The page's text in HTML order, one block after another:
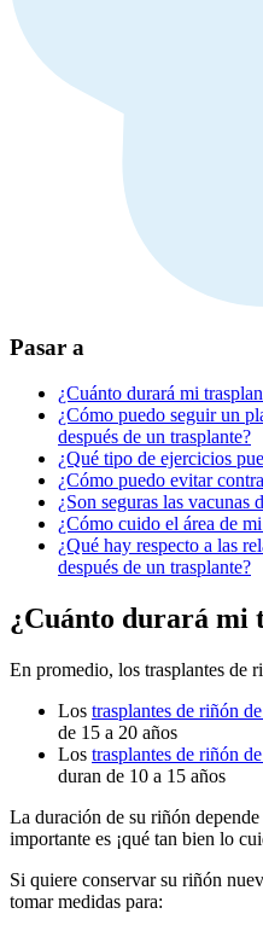
Pasar a
¿Cuánto durará mi
¿Cómo puedo seguir un
después de un trasplante?
¿Qué tipo de ejercicios
¿Cómo puedo evitar
¿Son seguras las vacunas
¿Cómo cuido el área de
¿Qué hay respecto a las
después de un trasplante?
¿Cuánto durará mi
En promedio, los trasplantes de
Los trasplantes de riñón
de 15 a 20 años
Los trasplantes de riñón
duran de 10 a 15 años
La duración de su riñón
importante es ¡qué tan bien lo
Si quiere conservar su riñón
tomar medidas para: